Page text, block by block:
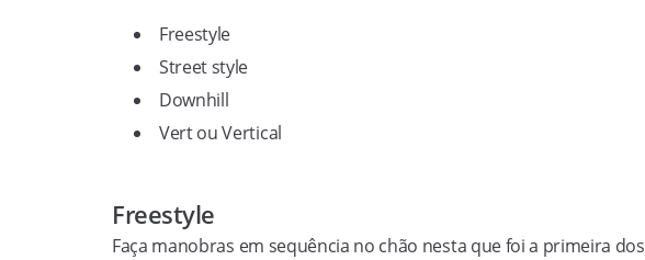
Freestyle
Street style
Downhill
Vert ou Vertical
Freestyle
Faça manobras em sequência no chão nesta que foi a primeira